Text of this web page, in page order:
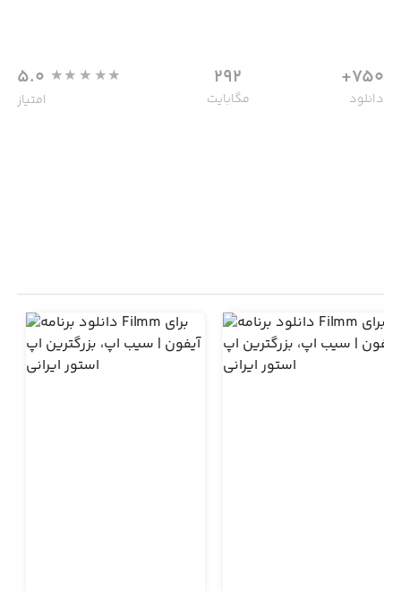
750+
دانلود
292
مگابایت
5.0
امتیاز